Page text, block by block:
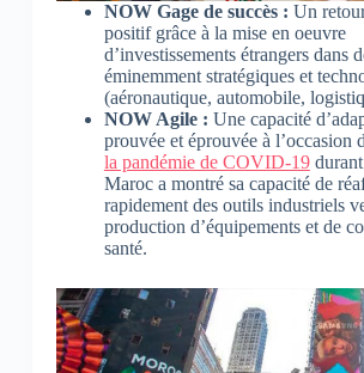
NOW Gage de succès : Un
positif grâce à la mise en oeuvre
d’investissements étrangers dans
éminemment stratégiques et
(aéronautique, automobile,
NOW Agile : Une capacité
prouvée et éprouvée à l’occasion
la pandémie de COVID-19
Maroc a montré sa capacité de
rapidement des outils industriels
production d’équipements et de
santé.